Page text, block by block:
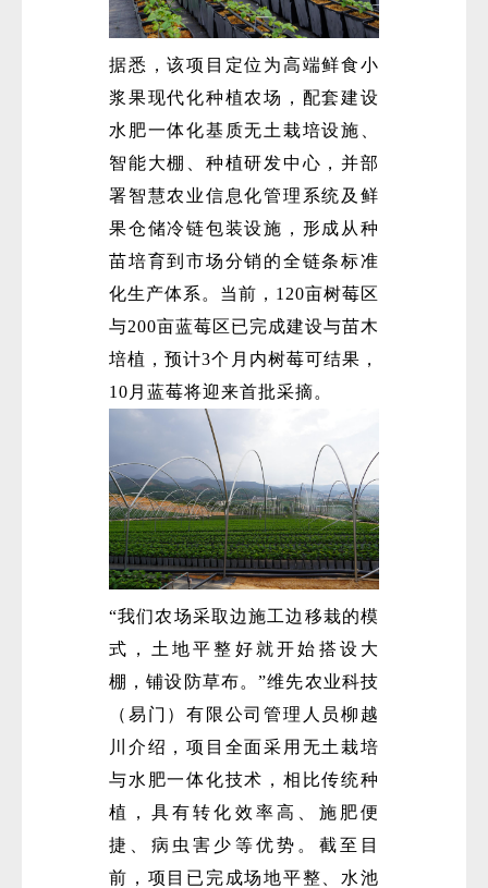
据悉，该项目定位为高端鲜食小
浆果现代化种植农场，配套建设
水肥一体化基质无土栽培设施、
智能大棚、种植研发中心，并部
署智慧农业信息化管理系统及鲜
果仓储冷链包装设施，形成从种
苗培育到市场分销的全链条标准
化生产体系。当前，120亩树莓区
与200亩蓝莓区已完成建设与苗木
培植，预计3个月内树莓可结果，
10月蓝莓将迎来首批采摘。
“我们农场采取边施工边移栽的模
式，土地平整好就开始搭设大
棚，铺设防草布。”维先农业科技
（易门）有限公司管理人员柳越
川介绍，项目全面采用无土栽培
与水肥一体化技术，相比传统种
植，具有转化效率高、施肥便
捷、病虫害少等优势。截至目
前，项目已完成场地平整、水池